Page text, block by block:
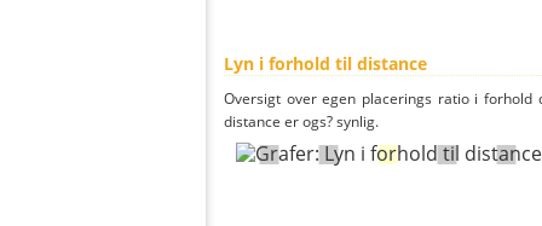
Lyn i forhold til distance
Oversigt over egen placerings ratio i
distance er ogs? synlig.